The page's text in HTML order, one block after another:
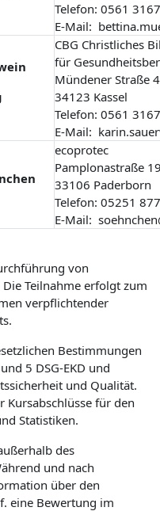
Telefon: 0561
E-Mail:
CBG Christliches
für
Mündener Straße
34123 Kassel
Telefon: 0561
E-Mail:
ecoprotec
Pamplonastraße
33106 Paderborn
Telefon: 05251
E-Mail:
von
Teilnahme erfolgt zum
verpflichtender
Bestimmungen
5 DSG-EKD und
und Qualität.
für den
Statistiken.
des
und nach
über den
eine Bewertung im